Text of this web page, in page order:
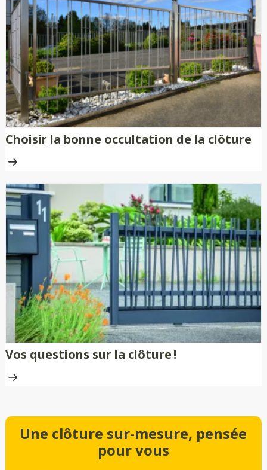
Choisir la bonne occultation de la clôture
Vos questions sur la clôture !
Une clôture sur-mesure, pensée
pour vous